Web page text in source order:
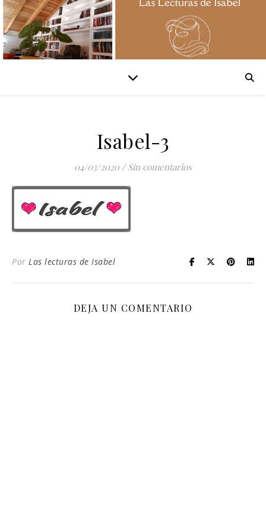
Isabel-3
04/03/2020 / Sin comentarios
Por Las lecturas de Isabel
DEJA UN COMENTARIO